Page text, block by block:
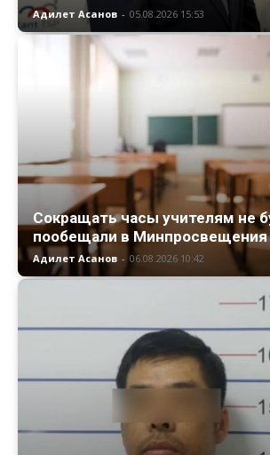
Адилет Асанов - 05.08.2026 15:53
Сокращать часы учителям не
пообещали в Минпросвещения
Адилет Асанов - 06.08.2026 10:42